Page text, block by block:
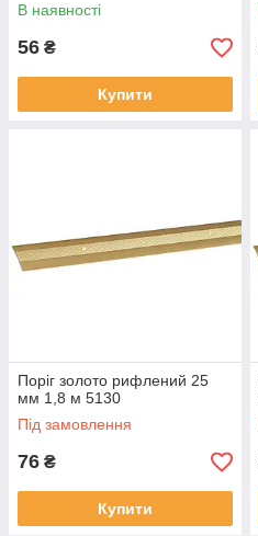
В наявності
56 ₴
Купити
Поріг золото рифлений 25
мм 1,8 м 5130
Під замовлення
76 ₴
Купити